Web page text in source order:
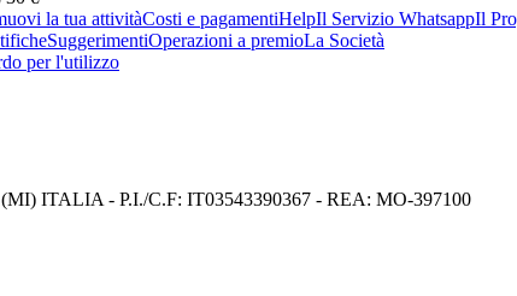
la tua attivitàCosti e pagamentiHelpIl Servizio WhatsappIl
SuggerimentiOperazioni a premioLa Società
per l'utilizzo
ITALIA - P.I./C.F: IT03543390367 - REA: MO-397100